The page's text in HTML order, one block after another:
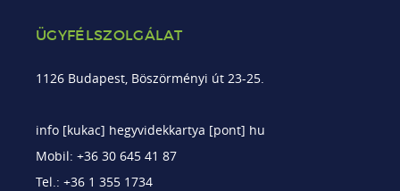
ÜGYFÉLSZOLGÁLAT
1126 Budapest, Böszörményi út 23-25.
info [kukac] hegyvidekkartya [pont] hu
Mobil: +36 30 645 41 87
Tel.: +36 1 355 1734